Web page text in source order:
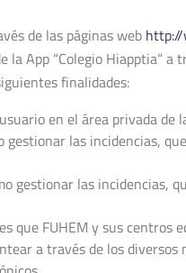
de las páginas web
la App “Colegio Hiapptia”
finalidades:
en el área privada de
las incidencias,
gestionar las incidencias,
que FUHEM y sus centros
a través de los